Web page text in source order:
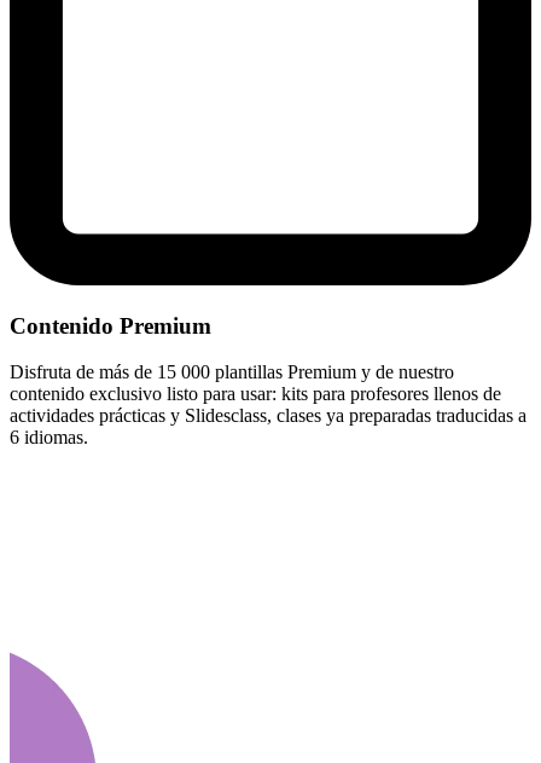
Contenido Premium
Disfruta de más de 15 000 plantillas Premium y de nuestro
contenido exclusivo listo para usar: kits para profesores llenos de
actividades prácticas y Slidesclass, clases ya preparadas traducidas a
6 idiomas.